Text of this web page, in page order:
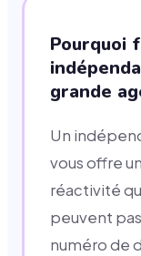
Pourquoi
grande
Un
vous offre
réactivité
peuvent
numéro de